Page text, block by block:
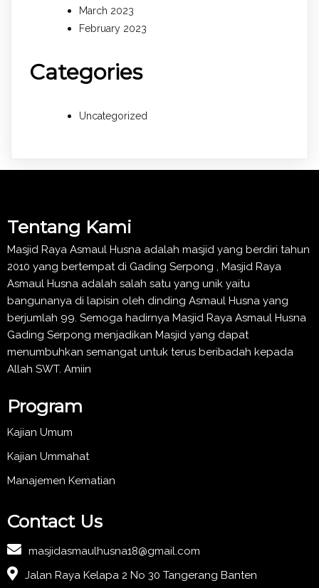
March 2023
February 2023
Categories
Uncategorized
Tentang Kami
Masjid Raya Asmaul Husna adalah masjid yang berdiri tahun
2010 yang bertempat di Gading Serpong , Masjid Raya
Asmaul Husna adalah salah satu yang unik yaitu
bangunanya di lapisin oleh dinding Asmaul Husna yang
berjumlah 99. Semoga hadirnya Masjid Raya Asmaul Husna
Gading Serpong menjadikan Masjid yang dapat
menumbuhkan semangat untuk terus beribadah kepada
Allah SWT. Amiin
Program
Kajian Umum
Kajian Ummahat
Manajemen Kematian
Contact Us
masjidasmaulhusna18@gmail.com
Jalan Raya Kelapa 2 No 30 Tangerang Banten